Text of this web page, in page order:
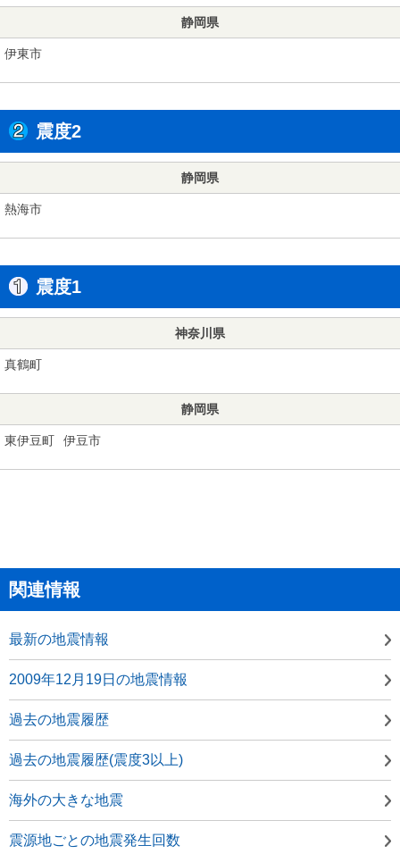
静岡県
伊東市
震度2
静岡県
熱海市
震度1
神奈川県
真鶴町
静岡県
東伊豆町 伊豆市
関連情報
最新の地震情報
2009年12月19日の地震情報
過去の地震履歴
過去の地震履歴(震度3以上)
海外の大きな地震
震源地ごとの地震発生回数